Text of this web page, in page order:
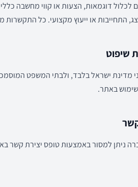
התחייבות או ייעוץ מקצועי. כל
מדינת ישראל בלבד, ולבתי המשפט
באתר.
ניתן למסור באמצעות טופס יצירת קשר